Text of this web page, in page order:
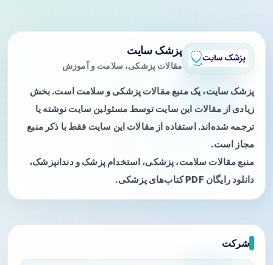
پزشک سایت
مقالات پزشکی، سلامت و آموزش
پزشک سایت، یک منبع مقالات پزشکی و سلامت است. بخش
زیادی از مقالات این سایت توسط مسئولین سایت نوشته یا
ترجمه شده‌اند. استفاده از مقالات این سایت فقط با ذکر منبع
مجاز است.
منبع مقالات سلامت، پزشکی، استخدام پزشک و دندانپزشک،
دانلود رایگان PDF کتاب‌های پزشکی.
شرکت